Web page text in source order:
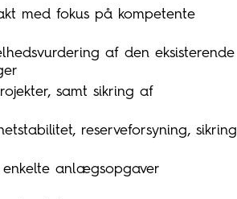
med fokus på kompetente
af den eksisterende
samt sikring af
reserveforsyning, sikring
anlægsopgaver